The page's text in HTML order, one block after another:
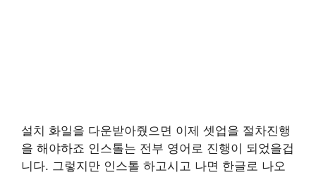
설치 화일을 다운받아줬으면 이제 셋업을 절차진행
을 해야하죠 인스톨는 전부 영어로 진행이 되었을겁
니다. 그렇지만 인스톨 하고시고 나면 한글로 나오